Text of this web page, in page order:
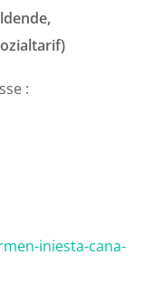
:
iniesta-cana-